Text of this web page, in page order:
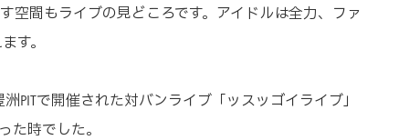
空間もライブの見どころです。アイドルは全力、ファ
す。
PITで開催された対バンライブ「ッスッゴイライブ」
た時でした。